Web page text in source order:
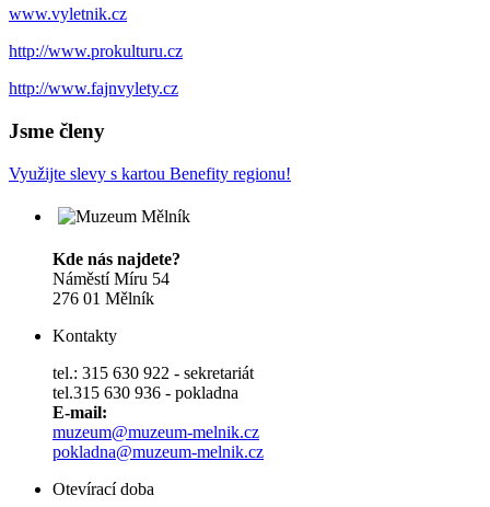
www.vyletnik.cz
http://www.prokulturu.cz
http://www.fajnvylety.cz
Jsme členy
Využijte slevy s kartou Benefity regionu!
Kde nás najdete?
Náměstí Míru 54
276 01 Mělník
Kontakty
tel.: 315 630 922 - sekretariát
tel.315 630 936 - pokladna
E-mail:
muzeum@muzeum-melnik.cz
pokladna@muzeum-melnik.cz
Otevírací doba